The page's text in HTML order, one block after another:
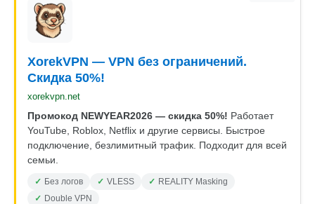
XorekVPN — VPN без ограничений.
Скидка 50%!
xorekvpn.net
Промокод NEWYEAR2026 — скидка 50%! Работает
YouTube, Roblox, Netflix и другие сервисы. Быстрое
подключение, безлимитный трафик. Подходит для всей
семьи.
Без логов VLESS
REALITY Masking
Double VPN